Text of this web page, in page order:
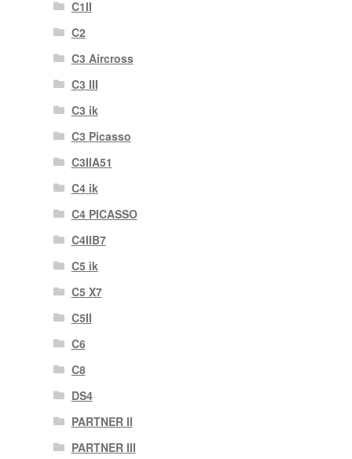
C1II
C2
C3 Aircross
C3 III
C3 ik
C3 Picasso
C3IIA51
C4 ik
C4 PICASSO
C4IIB7
C5 ik
C5 X7
C5II
C6
C8
DS4
PARTNER II
PARTNER III